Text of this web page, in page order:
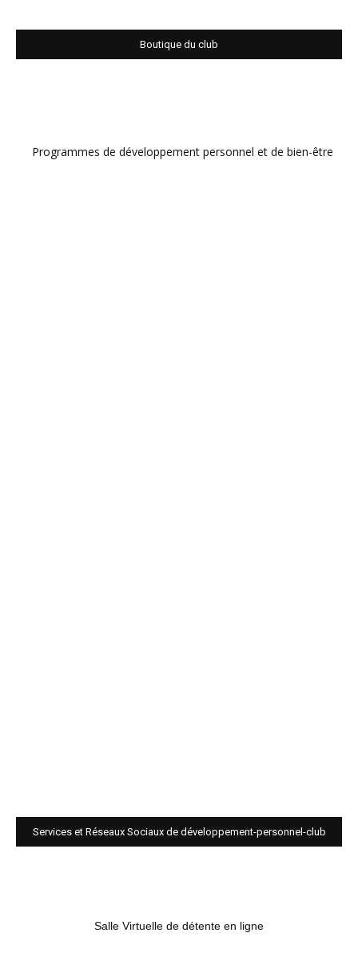
Boutique du club
Programmes de développement personnel et de bien-être
Services et Réseaux Sociaux de développement-personnel-club
Salle Virtuelle de détente en ligne